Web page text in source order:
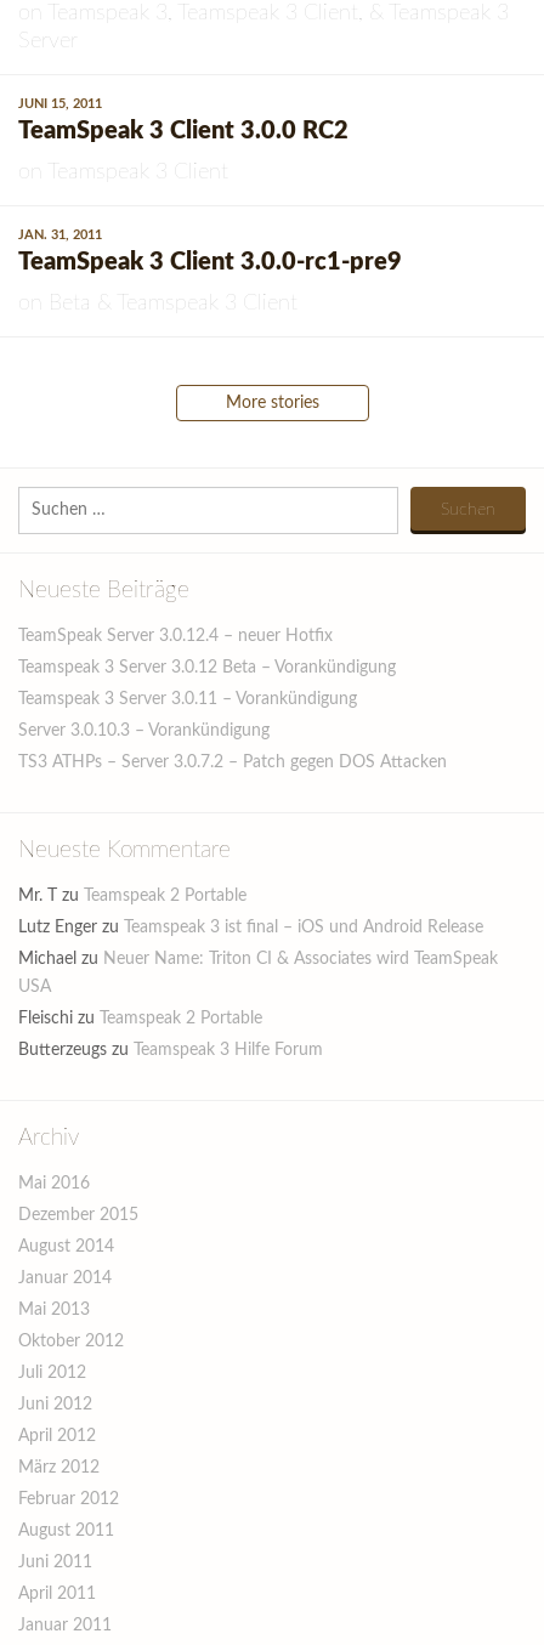
Teamspeak 3 , Teamspeak 3 Client , &
Teamspeak 3
Server
JUNI 15, 2011
TeamSpeak 3 Client 3.0.0 RC2
Teamspeak 3 Client
JAN. 31, 2011
TeamSpeak 3 Client 3.0.0-rc1-pre9
Beta & Teamspeak 3 Client
More stories
Suchen
Neueste Beiträge
TeamSpeak Server 3.0.12.4 – neuer Hotfix
Teamspeak 3 Server 3.0.12 Beta – Vorankündigung
Teamspeak 3 Server 3.0.11 – Vorankündigung
Server 3.0.10.3 – Vorankündigung
TS3 ATHPs – Server 3.0.7.2 – Patch gegen DOS Attacken
Neueste Kommentare
Mr. T zu
Teamspeak 2 Portable
Lutz Enger zu
Teamspeak 3 ist final – iOS und Android Release
Michael zu Neuer Name: Triton CI & Associates wird TeamSpeak
USA
Fleischi zu
Teamspeak 2 Portable
Butterzeugs zu Teamspeak 3 Hilfe Forum
Archiv
Mai 2016
Dezember 2015
August 2014
Januar 2014
Mai 2013
Oktober 2012
Juli 2012
Juni 2012
April 2012
März 2012
Februar 2012
August 2011
Juni 2011
April 2011
Januar 2011